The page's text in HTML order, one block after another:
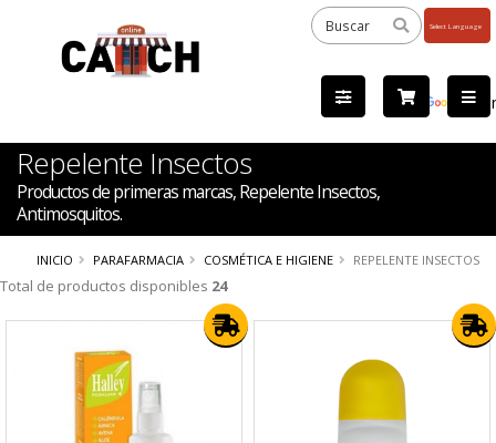
by
Repelente Insectos
Productos de primeras marcas, Repelente Insectos,
Antimosquitos.
INICIO PARAFARMACIA COSMÉTICA E HIGIENE REPELENTE INSECTOS
Total de productos disponibles 24